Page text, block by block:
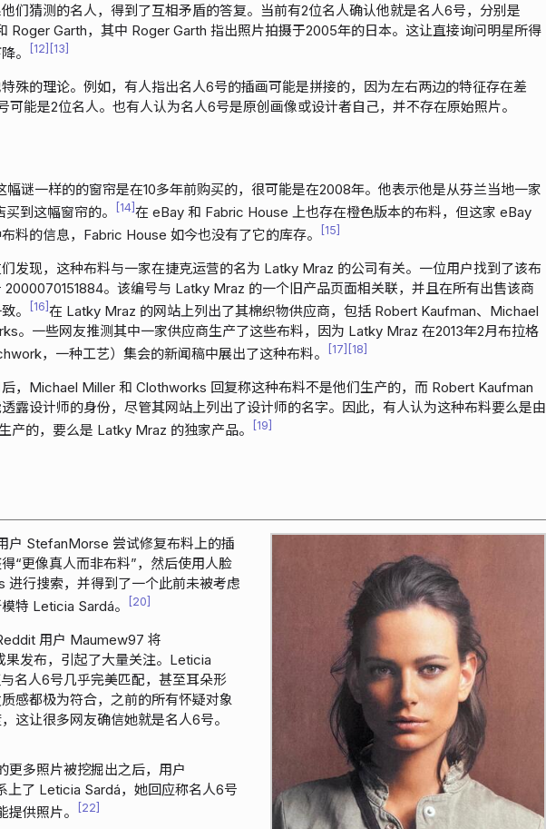
们猜测的名人，得到了互相矛盾的答复。当前有2位名人确认他就是名人6号，分别是
Roger Garth，其中 Roger Garth 指出照片拍摄于2005年的日本。这让直接询问明星所得
。
12 13
殊的理论。例如，有人指出名人6号的插画可能是拼接的，因为左右两边的特征存在差
可能是2位名人。也有人认为名人6号是原创画像或设计者自己，并不存在原始照片。
幅谜一样的的窗帘是在10多年前购买的，很可能是在2008年。他表示他是从芬兰当地一家
到这幅窗帘的。
14 在 eBay 和 Fabric House 上也存在橙色版本的布料，但这家 eBay
料的信息，Fabric House 如今也没有了它的库存。
15
发现，这种布料与一家在捷克运营的名为 Latky Mraz 的公司有关。一位用户找到了该布
2000070151884。该编号与 Latky Mraz 的一个旧产品页面相关联，并且在所有出售该商
。
16 在 Latky Mraz 的网站上列出了其棉织物供应商，包括 Robert Kaufman、Michael
。一些网友推测其中一家供应商生产了这些布料，因为 Latky Mraz 在2013年2月布拉格
，一种工艺）集会的新闻稿中展出了这种布料。
17 18
，Michael Miller 和 Clothworks 回复称这种布料不是他们生产的，而 Robert Kaufman
露设计师的身份，尽管其网站上列出了设计师的名字。因此，有人认为这种布料要么是由
产的，要么是 Latky Mraz 的独家产品。
19
户 StefanMorse 尝试修复布料上的插
“更像真人而非布料”，然后使用人脸
进行搜索，并得到了一个此前未被考虑
特 Leticia Sardá。
20
用户 Maumew97 将
发布，引起了大量关注。Leticia
名人6号几乎完美匹配，甚至耳朵形
感都极为符合，之前的所有怀疑对象
这让很多网友确信她就是名人6号。
更多照片被挖掘出之后，用户
上了 Leticia Sardá，她回应称名人6号
供照片。
22